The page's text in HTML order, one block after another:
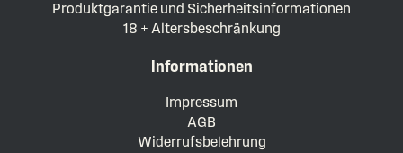
Produktgarantie und Sicherheitsinformationen
18 + Altersbeschränkung
Informationen
Impressum
AGB
Widerrufsbelehrung